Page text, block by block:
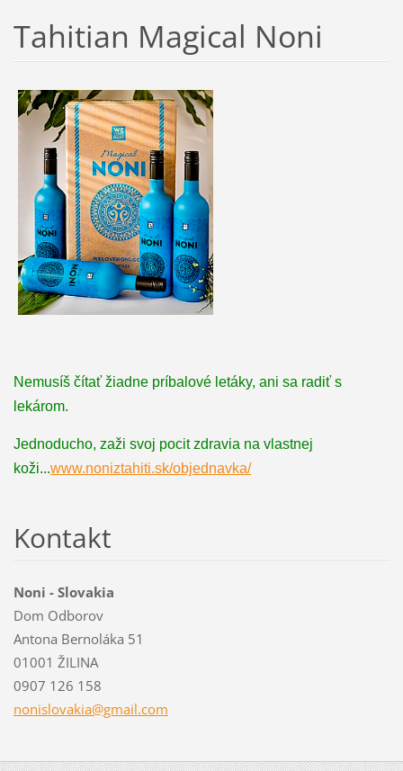
Tahitian Magical Noni
Nemusíš čítať žiadne príbalové letáky, ani sa radiť s
lekárom.
Jednoducho, zaži svoj pocit zdravia na vlastnej
koži...www.noniztahiti.sk/objednavka/
Kontakt
Noni - Slovakia
Dom Odborov
Antona Bernoláka 51
01001 ŽILINA
0907 126 158
nonislovakia@gmail.com